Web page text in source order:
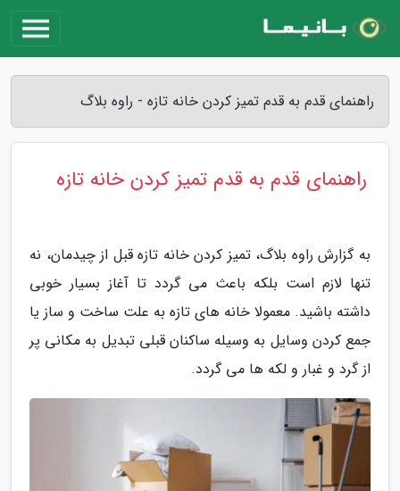
راهنمای قدم به قدم تمیز کردن خانه تازه - راوه بلاگ
راهنمای قدم به قدم تمیز کردن خانه تازه
به گزارش راوه بلاگ، تمیز کردن خانه تازه قبل از چیدمان، نه
تنها لازم است بلکه باعث می گردد تا آغاز بسیار خوبی
داشته باشید. معمولا خانه های تازه به علت ساخت و ساز یا
جمع کردن وسایل به وسیله ساکنان قبلی تبدیل به مکانی پر
از گرد و غبار و لکه ها می گردد.